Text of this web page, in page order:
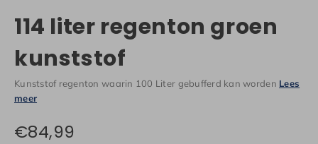
114 liter regenton groen
kunststof
Kunststof regenton waarin 100 Liter gebufferd kan worden Lees
meer
€84,99